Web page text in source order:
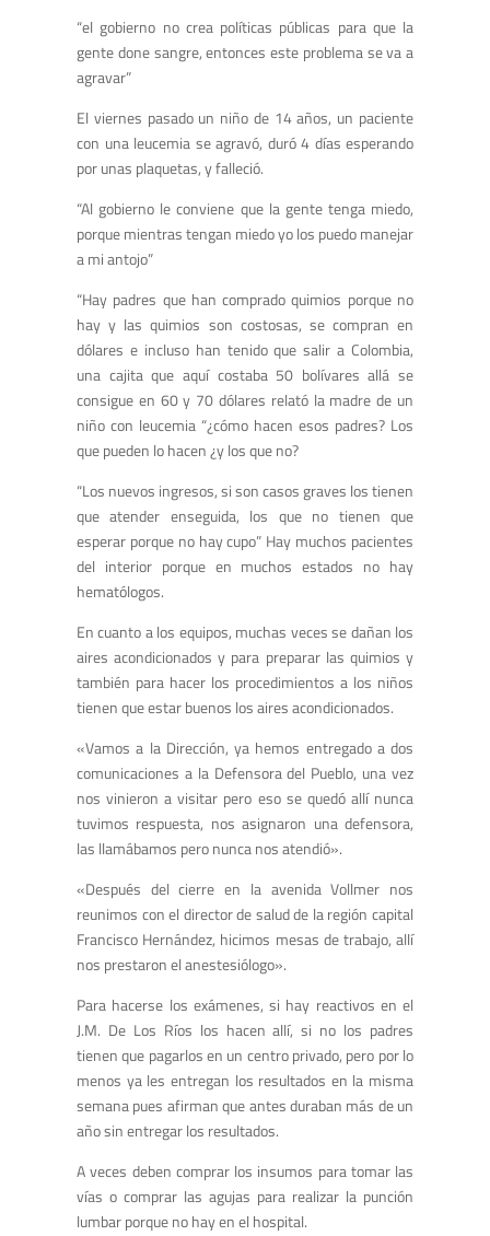
“el gobierno no crea políticas públicas para que la
gente done sangre, entonces este problema se va a
agravar”
El viernes pasado un niño de 14 años, un paciente
con una leucemia se agravó, duró 4 días esperando
por unas plaquetas, y falleció.
“Al gobierno le conviene que la gente tenga miedo,
porque mientras tengan miedo yo los puedo manejar
a mi antojo”
“Hay padres que han comprado quimios porque no
hay y las quimios son costosas, se compran en
dólares e incluso han tenido que salir a Colombia,
una cajita que aquí costaba 50 bolívares allá se
consigue en 60 y 70 dólares relató la madre de un
niño con leucemia “¿cómo hacen esos padres? Los
que pueden lo hacen ¿y los que no?
“Los nuevos ingresos, si son casos graves los tienen
que atender enseguida, los que no tienen que
esperar porque no hay cupo” Hay muchos pacientes
del interior porque en muchos estados no hay
hematólogos.
En cuanto a los equipos, muchas veces se dañan los
aires acondicionados y para preparar las quimios y
también para hacer los procedimientos a los niños
tienen que estar buenos los aires acondicionados.
«Vamos a la Dirección, ya hemos entregado a dos
comunicaciones a la Defensora del Pueblo, una vez
nos vinieron a visitar pero eso se quedó allí nunca
tuvimos respuesta, nos asignaron una defensora,
las llamábamos pero nunca nos atendió».
«Después del cierre en la avenida Vollmer nos
reunimos con el director de salud de la región capital
Francisco Hernández, hicimos mesas de trabajo, allí
nos prestaron el anestesiólogo».
Para hacerse los exámenes, si hay reactivos en el
J.M. De Los Ríos los hacen allí, si no los padres
tienen que pagarlos en un centro privado, pero por lo
menos ya les entregan los resultados en la misma
semana pues afirman que antes duraban más de un
año sin entregar los resultados.
A veces deben comprar los insumos para tomar las
vías o comprar las agujas para realizar la punción
lumbar porque no hay en el hospital.